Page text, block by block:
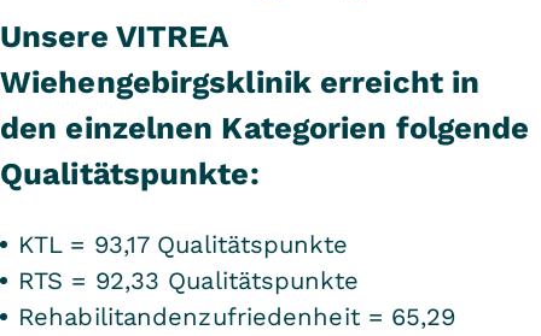
Unsere VITREA
Wiehengebirgsklinik erreicht in
den einzelnen Kategorien folgende
Qualitätspunkte:
KTL = 93,17 Qualitätspunkte
RTS = 92,33 Qualitätspunkte
Rehabilitandenzufriedenheit = 65,29